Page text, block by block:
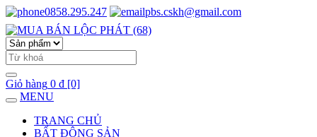
0858.295.247 pbs.cskh@gmail.com
Giỏ hàng 0 đ [0]
MENU
TRANG CHỦ
BẤT ĐỘNG SẢN